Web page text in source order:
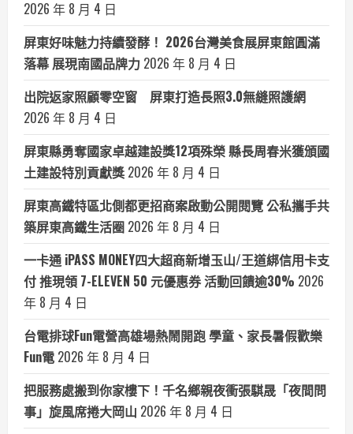
2026 年 8 月 4 日
屏東好味魅力持續發酵！ 2026台灣美食展屏東館圓滿
落幕 展現南國品牌力 2026 年 8 月 4 日
出院返家照顧零空窗 屏東打造長照3.0無縫照護網
2026 年 8 月 4 日
屏東縣勇奪國家卓越建設獎12項殊榮 縣長周春米獲頒國
土建設特別貢獻獎 2026 年 8 月 4 日
屏東高鐵特區北側都更招商案啟動公開閱覽 公私攜手共
築屏東高鐵生活圈 2026 年 8 月 4 日
一卡通 iPASS MONEY四大超商新增玉山/王道綁信用卡支
付 推現領 7-ELEVEN 50 元優惠券 活動回饋逾30% 2026
年 8 月 4 日
台電排球Fun電營高雄場熱鬧開跑 學童、家長暑假歡樂
Fun電 2026 年 8 月 4 日
把服務處搬到你家樓下！千名鄉親夜衝張騏晟「夜間問
事」旋風席捲大岡山 2026 年 8 月 4 日